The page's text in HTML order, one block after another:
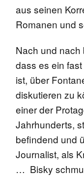
aus seinen
Romanen und
Nach und nach
dass es ein
ist, über
diskutieren zu
einer der
Jahrhunderts,
befindend und
Journalist, als
… Bisky